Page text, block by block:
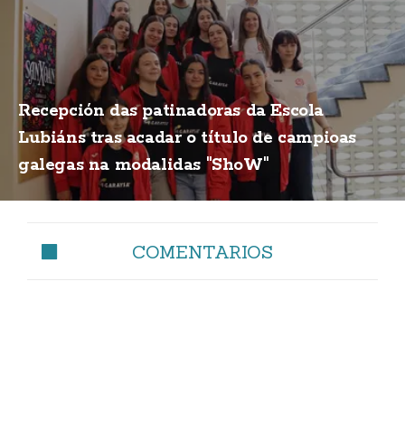
Recepción das patinadoras da Escola
Lubiáns tras acadar o título de campioas
galegas na modalidas "ShoW"
COMENTARIOS